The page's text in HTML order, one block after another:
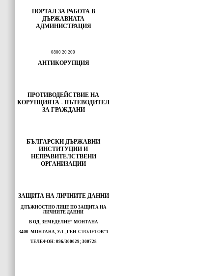
ПОРТАЛ ЗА РАБОТА В
ДЪРЖАВНАТА
АДМИНИСТРАЦИЯ
0800 20 200
АНТИКОРУПЦИЯ
ПРОТИВОДЕЙСТВИЕ НА
КОРУПЦИЯТА - ПЪТЕВОДИТЕЛ
ЗА ГРАЖДАНИ
БЪЛГАРСКИ ДЪРЖАВНИ
ИНСТИТУЦИИ И
НЕПРАВИТЕЛСТВЕНИ
ОРГАНИЗАЦИИ
ЗАЩИТА НА ЛИЧНИТЕ ДАННИ
ДЛЪЖНОСТНО ЛИЦЕ ПО ЗАЩИТА НА
ЛИЧНИТЕ ДАННИ
В ОД„ЗЕМЕДЕЛИЕ“ МОНТАНА
3400 МОНТАНА, УЛ.„ГЕН. СТОЛЕТОВ“1
ТЕЛЕФОН: 096/300029; 300728